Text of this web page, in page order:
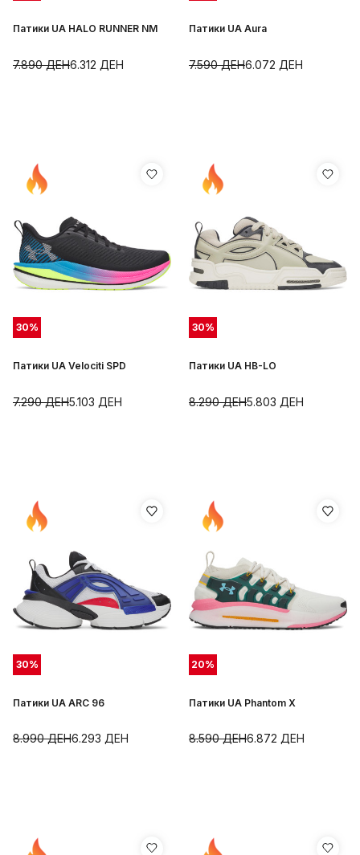
Патики UA HALO RUNNER NM
6.312 ДЕН
7.890ДЕН
Патики UA Aura
6.072 ДЕН
7.590ДЕН
30%
Патики UA Velociti SPD
5.103 ДЕН
7.290ДЕН
30%
Патики UA HB-LO
5.803 ДЕН
8.290ДЕН
30%
Патики UA ARC 96
6.293 ДЕН
8.990ДЕН
20%
Патики UA Phantom X
6.872 ДЕН
8.590ДЕН